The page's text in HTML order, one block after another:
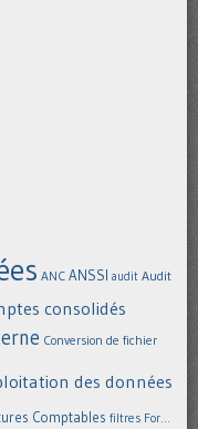
ANC ANSSI audit Audit
consolidés
Conversion de fichier
des données
Comptables filtres For...